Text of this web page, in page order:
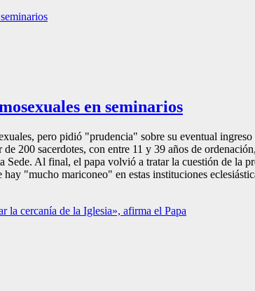
en seminarios
pero pidió "prudencia" sobre su eventual
200 sacerdotes, con entre 11 y 39 años de
Al final, el papa volvió a tratar la cuestión de la
"mucho mariconeo" en estas instituciones